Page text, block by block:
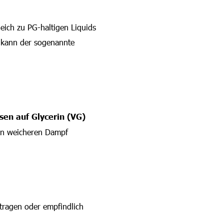
zu PG-haltigen Liquids
der sogenannte
auf Glycerin (VG)
weicheren Dampf
oder empfindlich